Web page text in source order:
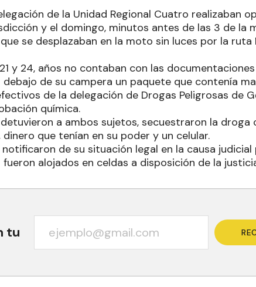
de la Unidad Regional Cuatro realizaban
y el domingo, minutos antes de las 3 de la
se desplazaban en la moto sin luces por la ruta
y 24, años no contaban con las
de su campera un paquete que contenía
de la delegación de Drogas Peligrosas de
química.
a ambos sujetos, secuestraron la droga
dinero que tenían en su poder y un celular.
de su situación legal en la causa
fueron alojados en celdas a disposición de la
tu